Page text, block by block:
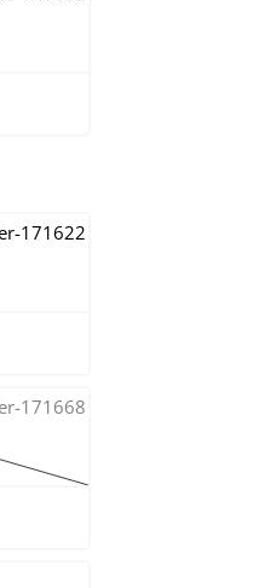
ist zurzeit nicht verfügbar.)